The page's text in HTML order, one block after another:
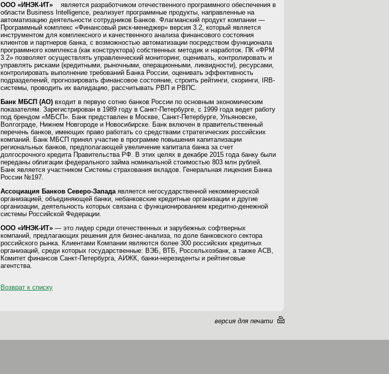
ООО «ИНЭК-ИТ» является разработчиком отечественного программного обеспечения в
области Business Intelligence, реализует программные продукты, направленные на
автоматизацию деятельности сотрудников Банков. Флагманский продукт компании —
Программный комплекс «Финансовый риск-менеджер» версия 3.2, который является
инструментом для комплексного и качественного анализа финансового состояния
клиентов и партнеров банка, с возможностью автоматизации посредством функционала
программного комплекса (как конструктора) собственных методик и наработок. ПК «ФРМ
3.2» позволяет осуществлять управленческий мониторинг, оценивать, контролировать и
управлять рисками (кредитными, рыночными, операционными, ликвидности), ресурсами,
контролировать выполнение требований Банка России, оценивать эффективность
подразделений, прогнозировать финансовое состояние, строить рейтинги, скоринги, IRB-
системы, проводить их валидацию, рассчитывать РВП и РВПС.
Банк МБСП (АО) входит в первую сотню банков России по основным экономическим
показателям. Зарегистрирован в 1989 году в Санкт-Петербурге, с 1999 года ведет работу
под брендом «МБСП». Банк представлен в Москве, Санкт-Петербурге, Ульяновске,
Волгограде, Нижнем Новгороде и Новосибирске. Банк включен в правительственный
перечень банков, имеющих право работать со средствами стратегических российских
компаний. Банк МБСП принял участие в программе повышения капитализации
региональных банков, предполагающей увеличение капитала банка за счет
долгосрочного кредита Правительства РФ. В этих целях в декабре 2015 года банку были
переданы облигации федерального займа номинальной стоимостью 803 млн рублей.
Банк является участником Системы страхования вкладов. Генеральная лицензия Банка
России №197.
Ассоциация Банков Северо-Запада является негосударственной некоммерческой
организацией, объединяющей банки, небанковские кредитные организации и другие
организации, деятельность которых связана с функционированием кредитно-денежной
системы Российской Федерации.
ООО «ИНЭК-ИТ» — это лидер среди отечественных и зарубежных софтверных
компаний, предлагающих решения для бизнес-анализа, по доле банковского сектора
российского рынка. Клиентами Компании являются более 300 российских кредитных
организаций, среди которых государственные: ВЭБ, ВТБ, Россельхозбанк, а также АСВ,
Комитет финансов Санкт-Петербурга, АИЖК, банки-нерезиденты и рейтинговые
агентства.
Возврат к списку
версия для печати